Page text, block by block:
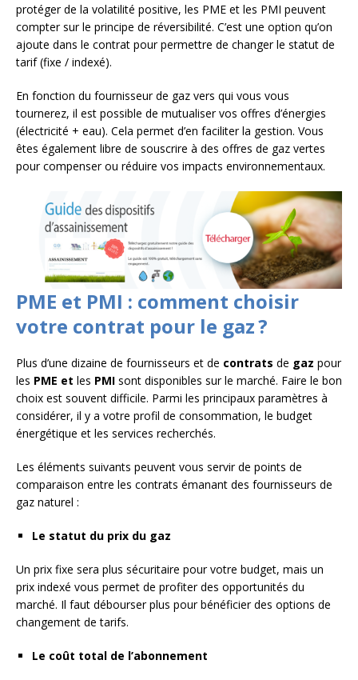
protéger de la volatilité positive, les PME et les PMI peuvent
compter sur le principe de réversibilité. C’est une option qu’on
ajoute dans le contrat pour permettre de changer le statut de
tarif (fixe / indexé).
En fonction du fournisseur de gaz vers qui vous vous
tournerez, il est possible de mutualiser vos offres d’énergies
(électricité + eau). Cela permet d’en faciliter la gestion. Vous
êtes également libre de souscrire à des offres de gaz vertes
pour compenser ou réduire vos impacts environnementaux.
PME et PMI : comment choisir
votre contrat pour le gaz ?
Plus d’une dizaine de fournisseurs et de contrats de gaz pour
les PME et les PMI sont disponibles sur le marché. Faire le bon
choix est souvent difficile. Parmi les principaux paramètres à
considérer, il y a votre profil de consommation, le budget
énergétique et les services recherchés.
Les éléments suivants peuvent vous servir de points de
comparaison entre les contrats émanant des fournisseurs de
gaz naturel :
Le statut du prix du gaz
Un prix fixe sera plus sécuritaire pour votre budget, mais un
prix indexé vous permet de profiter des opportunités du
marché. Il faut débourser plus pour bénéficier des options de
changement de tarifs.
Le coût total de l’abonnement